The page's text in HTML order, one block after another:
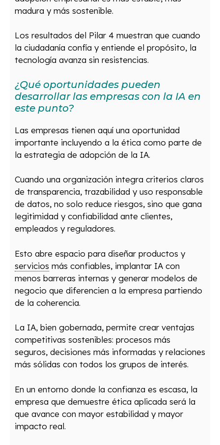
madura y más sostenible.
Los resultados del Pilar 4 muestran que cuando
la ciudadanía confía y entiende el propósito, la
tecnología avanza sin resistencias.
¿Qué oportunidades pueden
desarrollar las empresas con la IA en
este punto?
Las empresas tienen aquí una oportunidad
importante incluyendo a la ética como parte de
la estrategia de adopción de la IA.
Cuando una organización integra criterios claros
de transparencia, trazabilidad y uso responsable
de datos, no solo reduce riesgos, sino que gana
legitimidad y confiabilidad ante clientes,
empleados y reguladores.
Esto abre espacio para diseñar productos y
servicios más confiables, implantar IA con
menos barreras internas y generar modelos de
negocio que diferencien a la empresa partiendo
de la coherencia.
La IA, bien gobernada, permite crear ventajas
competitivas sostenibles: procesos más
seguros, decisiones más informadas y relaciones
más sólidas con todos los grupos de interés.
En un entorno donde la confianza es escasa, la
empresa que demuestre ética aplicada será la
que avance con mayor estabilidad y mayor
impacto real.